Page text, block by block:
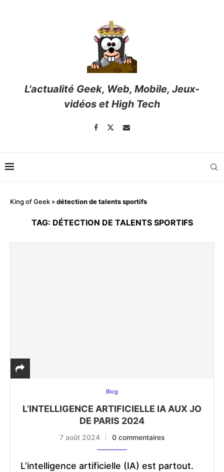
L'actualité Geek, Web, Mobile, Jeux-
vidéos et High Tech
King of Geek »détection de talents sportifs
TAG: DÉTECTION DE TALENTS SPORTIFS
Blog
L’INTELLIGENCE ARTIFICIELLE IA AUX JO
DE PARIS 2024
7 août 2024 0 commentaires
L’intelligence artificielle (IA) est partout.